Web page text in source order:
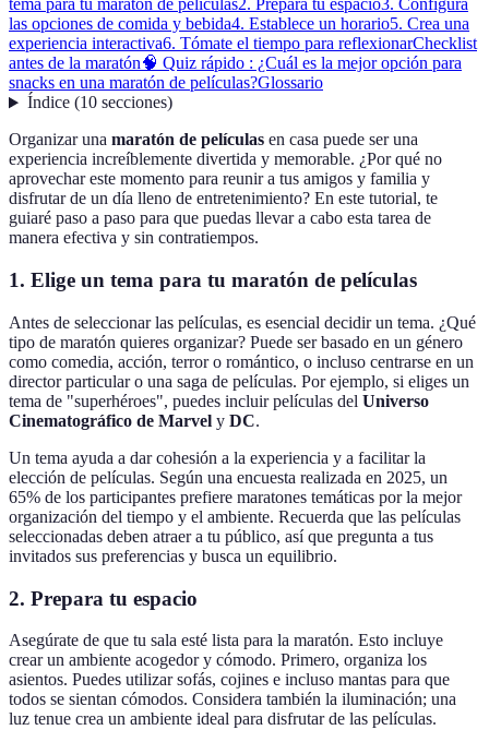
tema para tu maratón de películas2. Prepara tu espacio3. Configura
las opciones de comida y bebida4. Establece un horario5. Crea una
experiencia interactiva6. Tómate el tiempo para reflexionarChecklist
antes de la maratón🧠 Quiz rápido : ¿Cuál es la mejor opción para
snacks en una maratón de películas?Glossario
Índice(10 secciones)
Organizar una maratón de películas en casa puede ser una
experiencia increíblemente divertida y memorable. ¿Por qué no
aprovechar este momento para reunir a tus amigos y familia y
disfrutar de un día lleno de entretenimiento? En este tutorial, te
guiaré paso a paso para que puedas llevar a cabo esta tarea de
manera efectiva y sin contratiempos.
1. Elige un tema para tu maratón de películas
Antes de seleccionar las películas, es esencial decidir un tema. ¿Qué
tipo de maratón quieres organizar? Puede ser basado en un género
como comedia, acción, terror o romántico, o incluso centrarse en un
director particular o una saga de películas. Por ejemplo, si eliges un
tema de "superhéroes", puedes incluir películas del Universo
Cinematográfico de Marvel y DC.
Un tema ayuda a dar cohesión a la experiencia y a facilitar la
elección de películas. Según una encuesta realizada en 2025, un
65% de los participantes prefiere maratones temáticas por la mejor
organización del tiempo y el ambiente. Recuerda que las películas
seleccionadas deben atraer a tu público, así que pregunta a tus
invitados sus preferencias y busca un equilibrio.
2. Prepara tu espacio
Asegúrate de que tu sala esté lista para la maratón. Esto incluye
crear un ambiente acogedor y cómodo. Primero, organiza los
asientos. Puedes utilizar sofás, cojines e incluso mantas para que
todos se sientan cómodos. Considera también la iluminación; una
luz tenue crea un ambiente ideal para disfrutar de las películas.